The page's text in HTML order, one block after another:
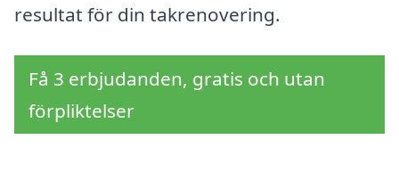
resultat för din takrenovering.
Få 3 erbjudanden, gratis och utan
förpliktelser